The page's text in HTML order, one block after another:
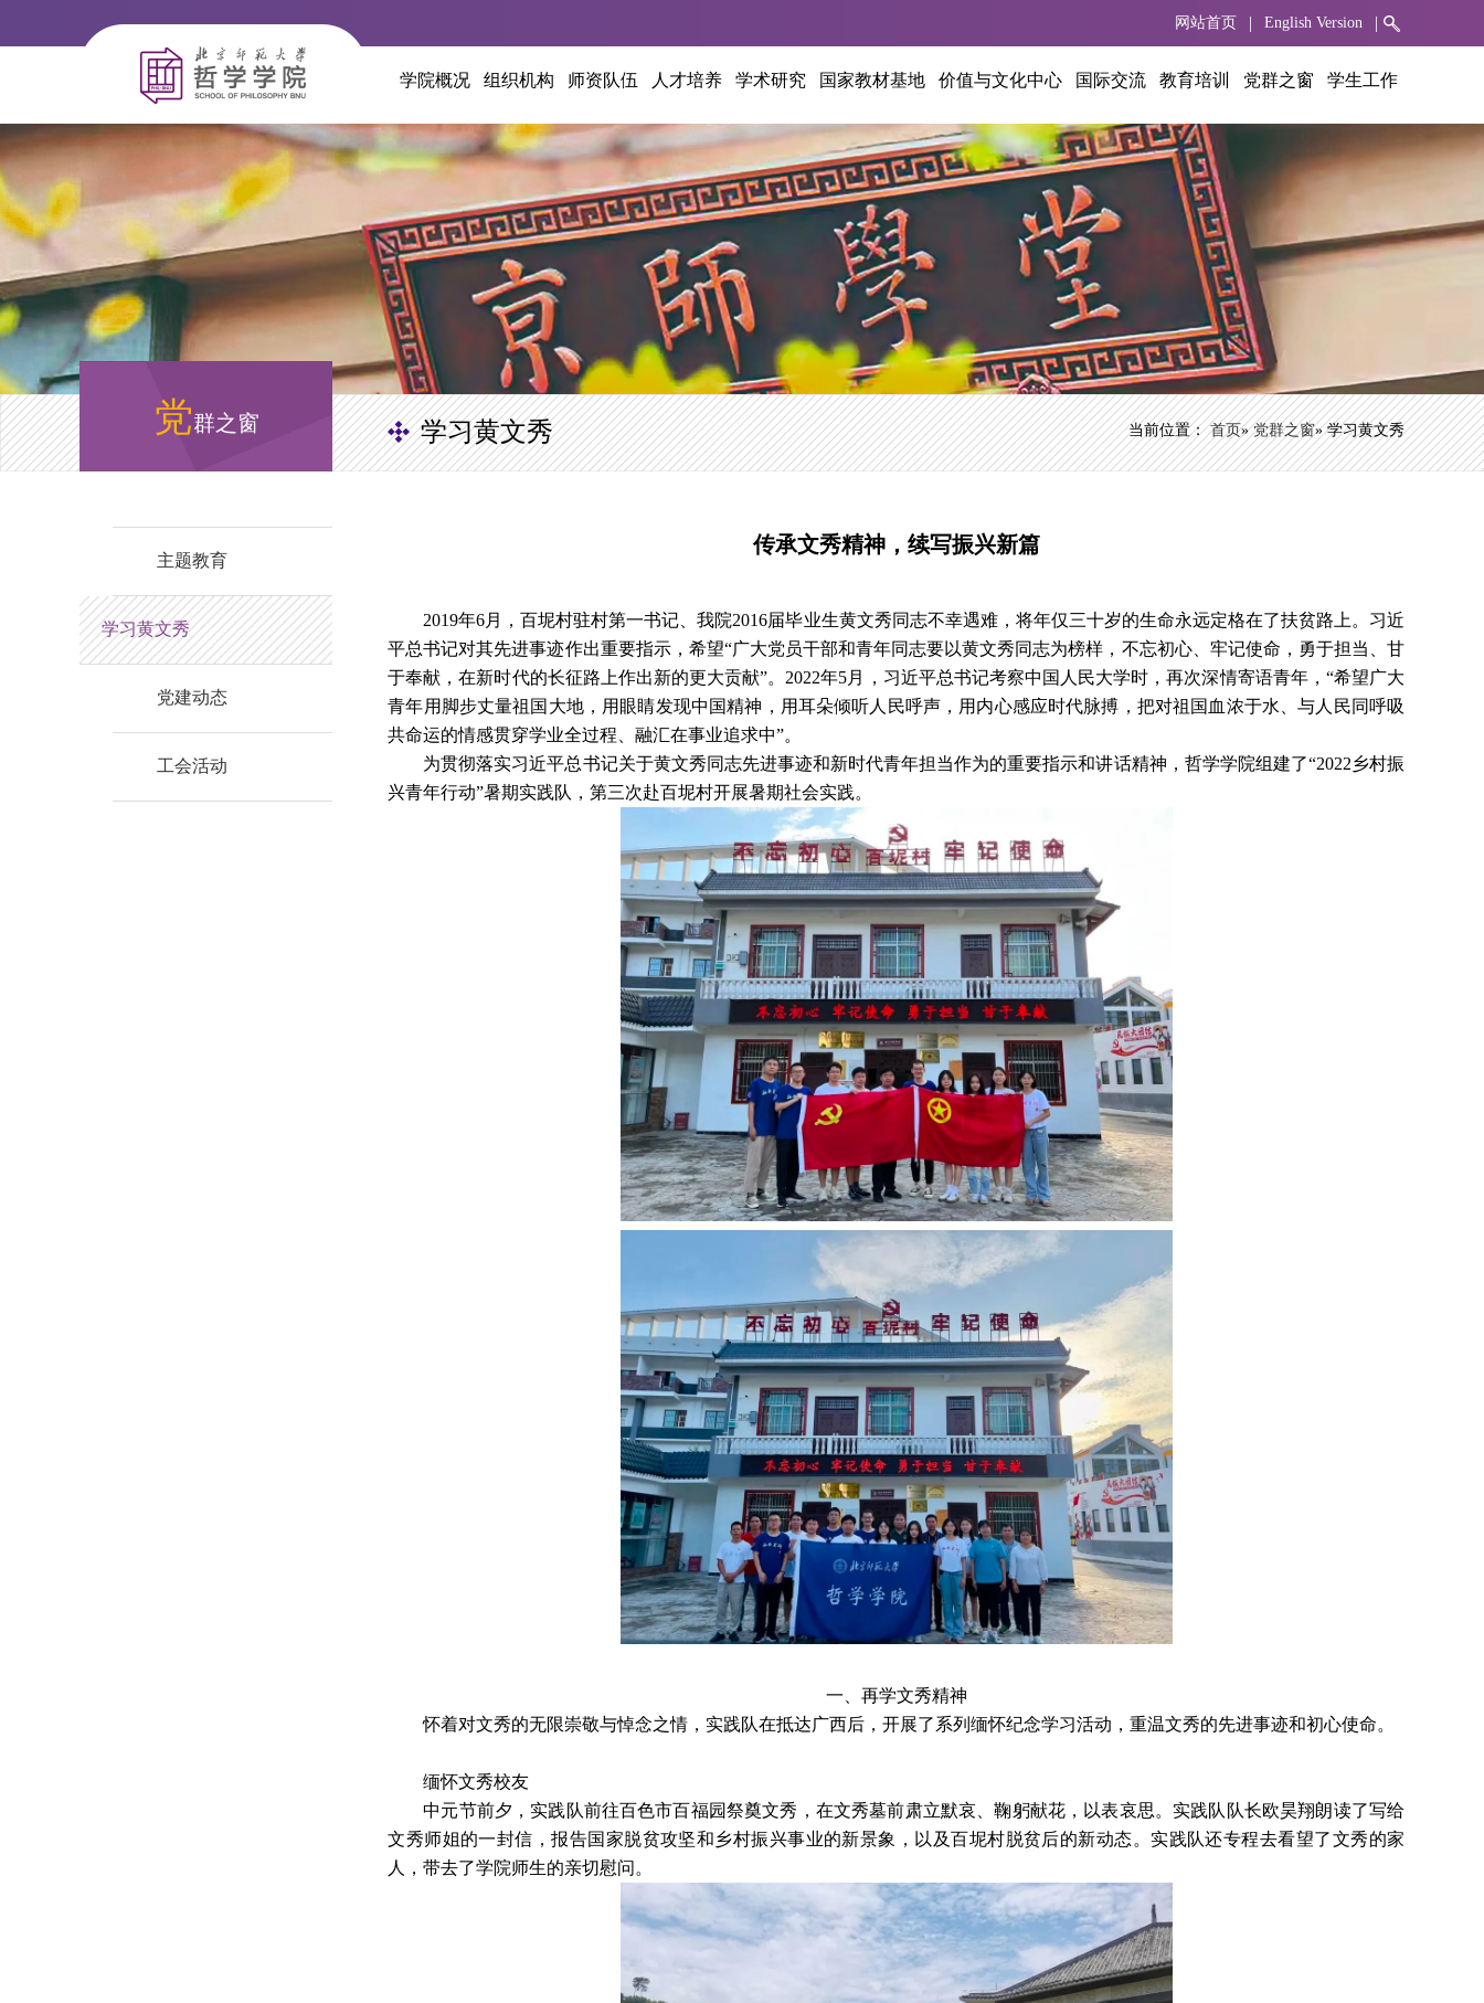
|
English Version
|
网站首页
学院概况 组织机构 师资队伍 人才培养 学术研究 国家教材基地 价值与文化中心 国际交流 教育培训 党群之窗 学生工作
党群之窗 当前位置：首页»党群之窗» 学习黄文秀
学习黄文秀
主题教育
学习黄文秀
党建动态
工会活动
传承文秀精神，续写振兴新篇
2019年6月，百坭村驻村第一书记、我院2016届毕业生黄文秀同志不幸遇难，将年仅三十岁的生命永远定格在了扶贫路上。习近
平总书记对其先进事迹作出重要指示，希望“广大党员干部和青年同志要以黄文秀同志为榜样，不忘初心、牢记使命，勇于担当、甘
于奉献，在新时代的长征路上作出新的更大贡献”。2022年5月，习近平总书记考察中国人民大学时，再次深情寄语青年，“希望广大
青年用脚步丈量祖国大地，用眼睛发现中国精神，用耳朵倾听人民呼声，用内心感应时代脉搏，把对祖国血浓于水、与人民同呼吸
共命运的情感贯穿学业全过程、融汇在事业追求中”。
为贯彻落实习近平总书记关于黄文秀同志先进事迹和新时代青年担当作为的重要指示和讲话精神，哲学学院组建了“2022乡村振
兴青年行动”暑期实践队，第三次赴百坭村开展暑期社会实践。
一、再学文秀精神
怀着对文秀的无限崇敬与悼念之情，实践队在抵达广西后，开展了系列缅怀纪念学习活动，重温文秀的先进事迹和初心使命。
缅怀文秀校友
中元节前夕，实践队前往百色市百福园祭奠文秀，在文秀墓前肃立默哀、鞠躬献花，以表哀思。实践队队长欧昊翔朗读了写给
文秀师姐的一封信，报告国家脱贫攻坚和乡村振兴事业的新景象，以及百坭村脱贫后的新动态。实践队还专程去看望了文秀的家
人，带去了学院师生的亲切慰问。